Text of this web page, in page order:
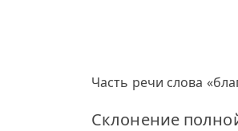
Часть речи слова
Склонение